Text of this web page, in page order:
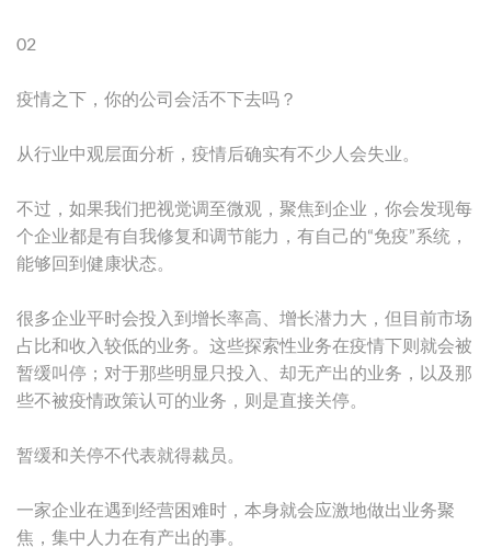
02
疫情之下，你的公司会活不下去吗？
从行业中观层面分析，疫情后确实有不少人会失业。
不过，如果我们把视觉调至微观，聚焦到企业，你会发现每
个企业都是有自我修复和调节能力，有自己的“免疫”系统，
能够回到健康状态。
很多企业平时会投入到增长率高、增长潜力大，但目前市场
占比和收入较低的业务。这些探索性业务在疫情下则就会被
暂缓叫停；对于那些明显只投入、却无产出的业务，以及那
些不被疫情政策认可的业务，则是直接关停。
暂缓和关停不代表就得裁员。
一家企业在遇到经营困难时，本身就会应激地做出业务聚
焦，集中人力在有产出的事。